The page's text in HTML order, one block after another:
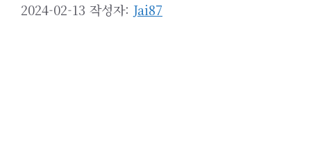
2024-02-13 작성자: Jai87